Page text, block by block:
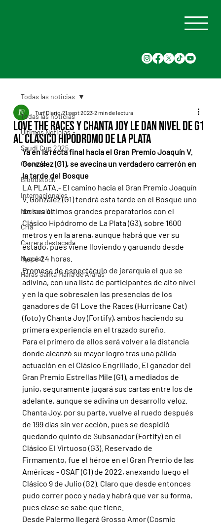
Todas las noticias
Últimas Noticias
Saudi Cup 2025
Carreras
Bloodstock
Internacionales
Nacionales
Cria
Carrera destacada
Nyquist
Haras Santa Maria de Araras
Todas las noticias
Love the Races y Chanta Joy le dan nivel de G1
al Clásico Hipódromo de La Plata
Turf Diario 21 sept 2023 2 min de lectura
Ya en la recta final hacia el Gran Premio Joaquín V.
González (G1), se avecina un verdadero carrerón en
la tarde del Bosque
LA PLATA.- El camino hacia el Gran Premio Joaquín
V. González (G1) tendrá esta tarde en el Bosque uno
de sus últimos grandes preparatorios con el
Clásico Hipódromo de La Plata (G3), sobre 1600
metros y en la arena, aunque habrá que ver su
estado, pues viene lloviendo y garuando desde
hace 24 horas.
Promesa de espectáculo de jerarquía el que se
adivina, con una lista de participantes de alto nivel
y en la que sobresalen las presencias de los
ganadores de G1 Love the Races (Hurricane Cat)
(foto) y Chanta Joy (Fortify), ambos haciendo su
primera experiencia en el trazado sureño.
Para el primero de ellos será volver a la distancia
donde alcanzó su mayor logro tras una pálida
actuación en el Clásico Engrillado. El ganador del
Gran Premio Estrellas Mile (G1), a mediados de
junio, seguramente jugará sus cartas entre los de
adelante, aunque se adivina un desarrollo veloz.
Chanta Joy, por su parte, vuelve al ruedo después
de 199 días sin ver acción, pues se despidió
quedando quinto de Subsanador (Fortify) en el
Clásico El Virtuoso (G3). Reservado de
Firmamento, fue el héroe en el Gran Premio de las
Américas - OSAF (G1) de 2022, anexando luego el
Clásico 9 de Julio (G2). Claro que desde entonces
pudo correr poco y nada y habrá que ver su forma,
pues clase se sabe que tiene.
Desde Palermo llegará Grosso Amor (Cosmic